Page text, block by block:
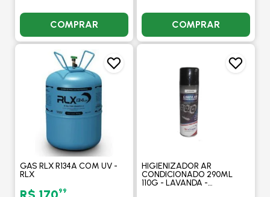
COMPRAR COMPRAR
GAS RLX R134A COM UV -
RLX
99
HIGIENIZADOR AR
CONDICIONADO 290ML
110G - LAVANDA -